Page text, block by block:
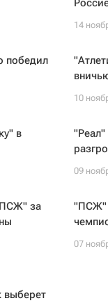
14
победил
10
в
"Реал"
09
за
"ПСЖ"
07
выберет